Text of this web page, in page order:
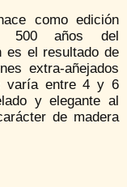
como edición
500 años del
es el resultado de
extra-añejados
varía entre 4 y 6
y elegante al
de madera